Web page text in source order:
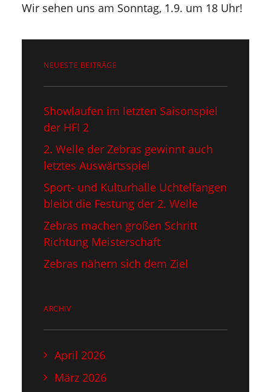
Wir sehen uns am Sonntag, 1.9. um 18 Uhr!
NEUESTE BEITRÄGE
Showlaufen im letzten Saisonspiel​
der HFI 2
2. Welle der Zebras gewinnt auch
letztes Auswärtsspiel
Sport- und Kulturhalle Uchtelfangen
bleibt die Festung der 2. Welle
Zebras machen großen Schritt
Richtung Meisterschaft
Zebras nähern sich dem Ziel
ARCHIV
April 2026
März 2026